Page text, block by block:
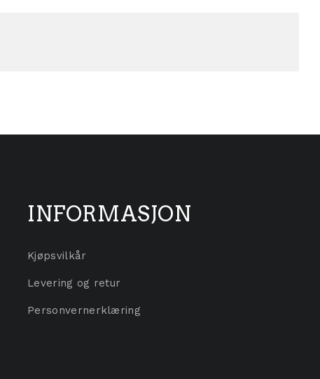
INFORMASJON
Kjøpsvilkår
Levering og retur
Personvernerklæring